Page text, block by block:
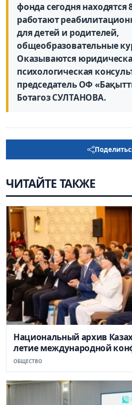
фонда сегодня находятся
работают
для детей и родителей,
общеобразовательные
Оказываются
психологическая
председатель ОФ
Ботагоз СУЛТАНОВА.
ЧИТАЙТЕ ТАКЖЕ
Национальный архив
летие международной
ОБЩЕСТВО